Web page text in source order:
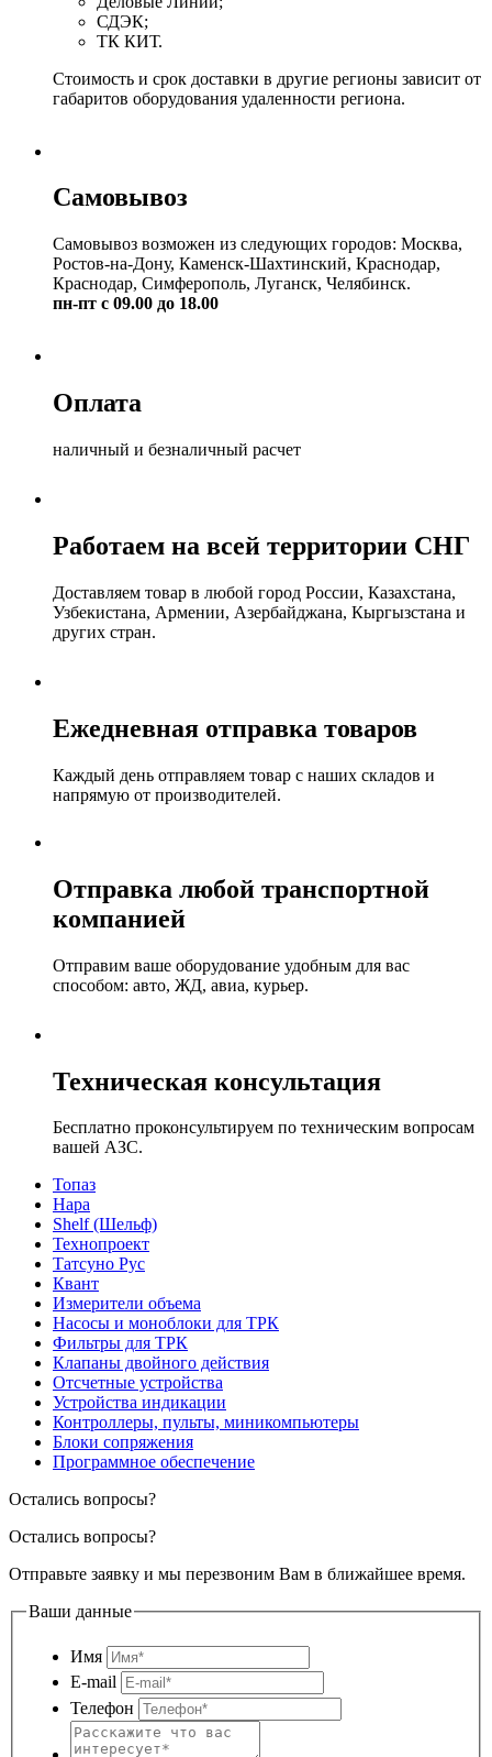
СДЭК;
ТК КИТ.
Стоимость и срок доставки в другие регионы зависит от
габаритов оборудования удаленности региона.
Самовывоз
Самовывоз возможен из следующих городов: Москва,
Ростов-на-Дону, Каменск-Шахтинский, Краснодар,
Краснодар, Симферополь, Луганск, Челябинск.
пн-пт с 09.00 до 18.00
Оплата
наличный и безналичный расчет
Работаем на всей территории СНГ
Доставляем товар в любой город России, Казахстана,
Узбекистана, Армении, Азербайджана, Кыргызстана и
других стран.
Ежедневная отправка товаров
Каждый день отправляем товар с наших складов и
напрямую от производителей.
Отправка любой транспортной
компанией
Отправим ваше оборудование удобным для вас
способом: авто, ЖД, авиа, курьер.
Техническая консультация
Бесплатно проконсультируем по техническим вопросам
вашей АЗС.
Топаз
Нара
Shelf (Шельф)
Технопроект
Татсуно Рус
Квант
Измерители объема
Насосы и моноблоки для ТРК
Фильтры для ТРК
Клапаны двойного действия
Отсчетные устройства
Устройства индикации
Контроллеры, пульты, миникомпьютеры
Блоки сопряжения
Программное обеспечение
Остались вопросы?
Остались вопросы?
Отправьте заявку и мы перезвоним Вам в ближайшее время.
Ваши данные
Имя
E-mail
Телефон